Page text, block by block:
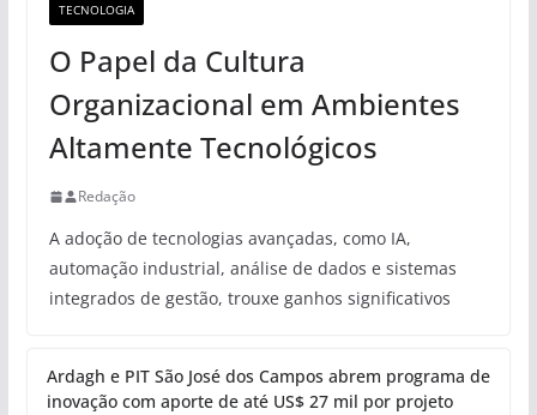
TECNOLOGIA
O Papel da Cultura
Organizacional em Ambientes
Altamente Tecnológicos
Redação
A adoção de tecnologias avançadas, como IA,
automação industrial, análise de dados e sistemas
integrados de gestão, trouxe ganhos significativos
Ardagh e PIT São José dos Campos abrem programa de
inovação com aporte de até US$ 27 mil por projeto